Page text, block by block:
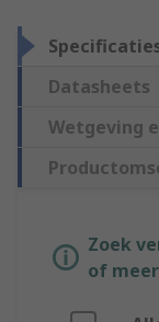
Datasheets
Wetgeving
Zoek
of